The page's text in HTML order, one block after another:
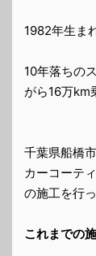
1982年生ま
10年落ちの
がら16万km
千葉県船橋
カーコーテ
の施工を行
これまでの